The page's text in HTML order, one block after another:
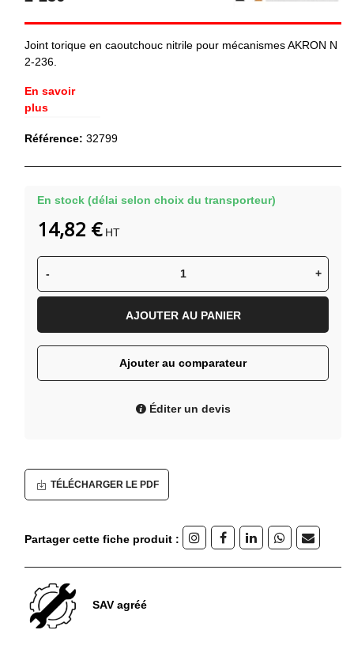
Joint torique en caoutchouc nitrile pour mécanismes AKRON N
2-236.
En savoir
plus
Référence: 32799
En stock (délai selon choix du transporteur)
- +
AJOUTER AU PANIER
Ajouter au comparateur
Éditer un devis
14,82 € HT
TÉLÉCHARGER LE PDF
Partager cette fiche produit :
SAV agréé